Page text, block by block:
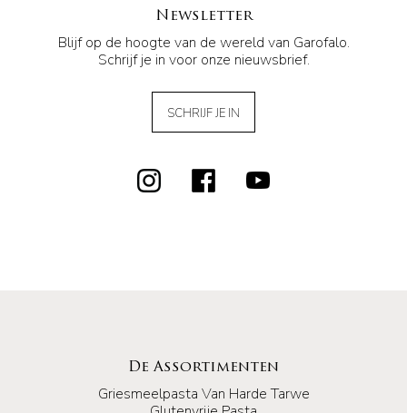
Newsletter
Blijf op de hoogte van de wereld van Garofalo.
Schrijf je in voor onze nieuwsbrief.
SCHRIJF JE IN
De Assortimenten
Griesmeelpasta Van Harde Tarwe